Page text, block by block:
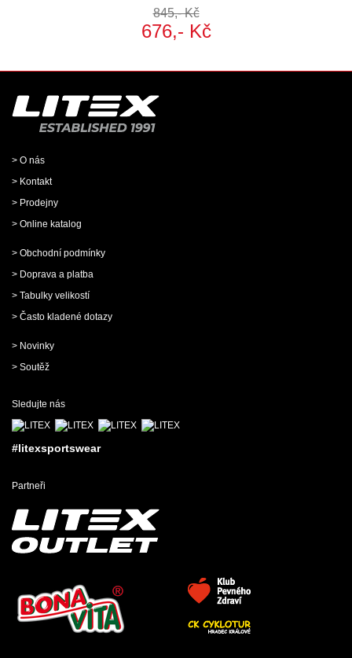
845,- Kč
676,- Kč
> O nás
> Kontakt
> Prodejny
> Online katalog
> Obchodní podmínky
> Doprava a platba
> Tabulky velikostí
> Často kladené dotazy
> Novinky
> Soutěž
Sledujte nás
#litexsportswear
Partneři